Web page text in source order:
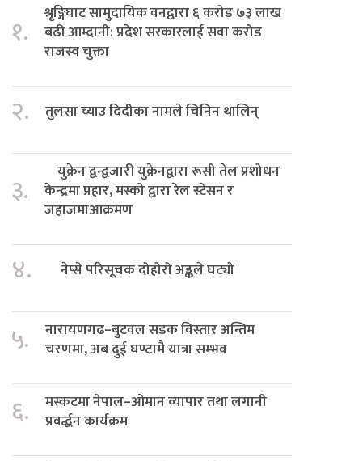
१.
श्रृङ्गिघाट सामुदायिक वनद्वारा ६ करोड ७३ लाख
बढी आम्दानी: प्रदेश सरकारलाई सवा करोड
राजस्व चुक्ता
२. तुलसा च्याउ दिदीका नामले चिनिन थालिन्
३.
युक्रेन द्वन्द्वजारी युक्रेनद्वारा रूसी तेल प्रशोधन
केन्द्रमा प्रहार, मस्को द्वारा रेल स्टेसन र
जहाजमाआक्रमण
४. नेप्से परिसूचक दोहोरो अङ्कले घट्यो
५.
नारायणगढ–बुटवल सडक विस्तार अन्तिम
चरणमा, अब दुई घण्टामै यात्रा सम्भव
६.
मस्कटमा नेपाल–ओमान व्यापार तथा लगानी
प्रवर्द्धन कार्यक्रम